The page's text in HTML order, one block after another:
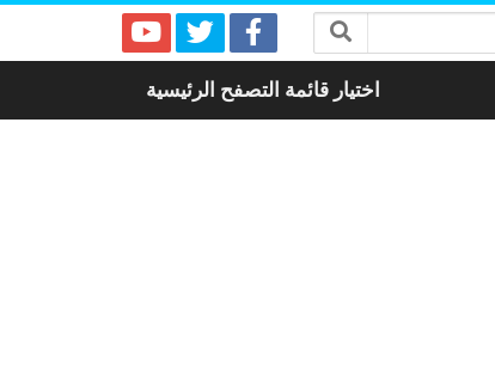
اختيار قائمة التصفح الرئيسية